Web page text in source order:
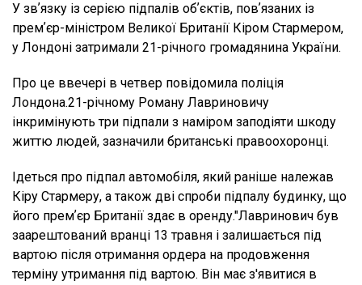
У звʼязку із серією підпалів обʼєктів, повʼязаних із
премʼєр-міністром Великої Британії Кіром Стармером,
у Лондоні затримали 21-річного громадянина України.
Про це ввечері в четвер повідомила поліція
Лондона.21-річному Роману Лавриновичу
інкримінують три підпали з наміром заподіяти шкоду
життю людей, зазначили британські правоохоронці.
Ідеться про підпал автомобіля, який раніше належав
Кіру Стармеру, а також дві спроби підпалу будинку, що
його премʼєр Британії здає в оренду."Лавринович був
заарештований вранці 13 травня і залишається під
вартою після отримання ордера на продовження
терміну утримання під вартою. Він має з'явитися в